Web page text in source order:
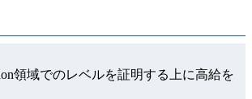
領域でのレベルを証明する上に高給を